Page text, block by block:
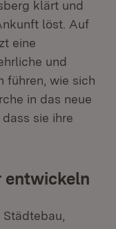
klärt und
löst. Auf
eine
und
führen, wie sich
in das neue
sie ihre
entwickeln